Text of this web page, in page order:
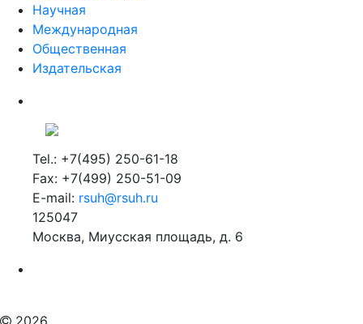
Научная
Международная
Общественная
Издательская
Tel.: +7(495) 250-61-18
Fax: +7(499) 250-51-09
E-mail: rsuh@rsuh.ru
125047
Москва, Миусская площадь, д. 6
2026